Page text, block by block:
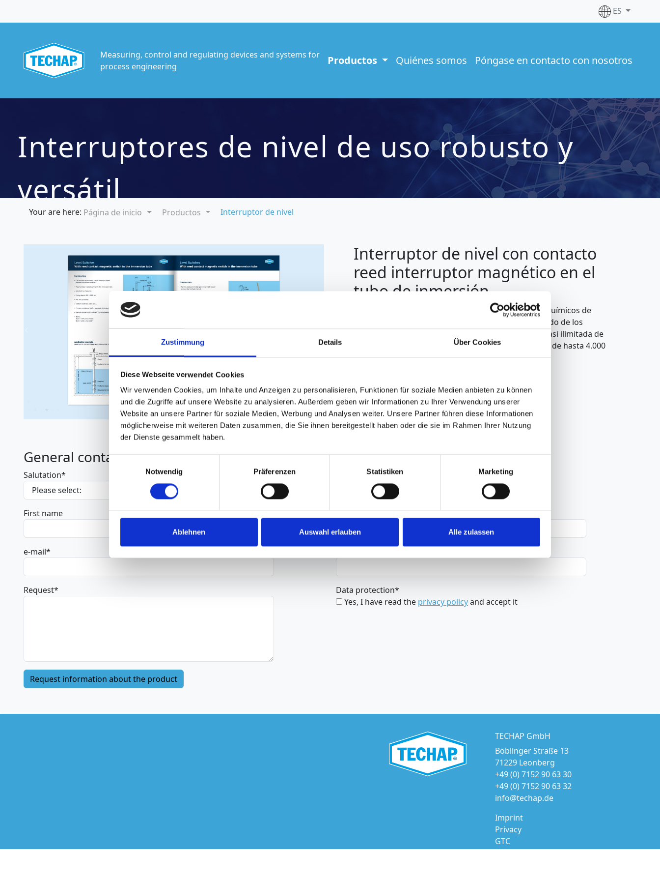
Zustimmung Details Über Cookies
Diese Webseite verwendet Cookies
Wir verwenden Cookies, um Inhalte und Anzeigen zu personalisieren, Funktionen für soziale Medien anbieten zu können
und die Zugriffe auf unsere Website zu analysieren. Außerdem geben wir Informationen zu Ihrer Verwendung unserer
Website an unsere Partner für soziale Medien, Werbung und Analysen weiter. Unsere Partner führen diese Informationen
möglicherweise mit weiteren Daten zusammen, die Sie ihnen bereitgestellt haben oder die sie im Rahmen Ihrer Nutzung
der Dienste gesammelt haben.
Einwilligungsauswahl
Notwendig
Präferenzen Statistiken Marketing
Ablehnen Auswahl erlauben Alle zulassen
ES
Measuring, control and regulating devices and systems for
process engineering
Productos Quiénes somos Póngase en contacto con nosotros
Interruptores de nivel de uso robusto y
versátil
Your are here: Página de inicio Productos Interruptor de nivel
Interruptor de nivel con contacto
reed interruptor magnético en el
tubo de inmersión
resistentes a productos químicos de
Techap garantizan un control fiable del nivel de llenado de los
contenedores. Se caracterizan por una disposición casi ilimitada de
puntos de medición y una profundidad de inmersión de hasta 4.000
mm.
General contact
Salutation*
First name Surname*
e-mail*
Request* Data protection*
Yes, I have read the privacy policyand accept it
TECHAP GmbH
Böblinger Straße 13
71229 Leonberg
+49 (0) 7152 90 63 30
+49 (0) 7152 90 63 32
info@techap.de
Imprint
Privacy
GTC